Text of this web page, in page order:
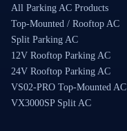
All Parking AC Products
Top-Mounted / Rooftop AC
Split Parking AC
12V Rooftop Parking AC
24V Rooftop Parking AC
VS02-PRO Top-Mounted AC
VX3000SP Split AC